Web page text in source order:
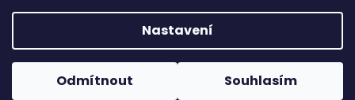
Nastavení
Odmítnout Souhlasím
Vytvořil Shoptet Anque Media